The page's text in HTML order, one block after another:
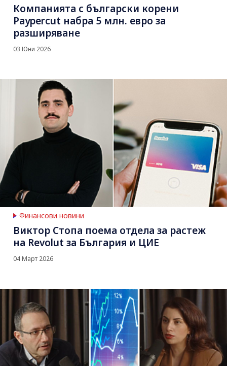
Компанията с български корени
Paypercut набра 5 млн. евро за
разширяване
03 Юни 2026
Финансови новини
Виктор Стопа поема отдела за растеж
на Revolut за България и ЦИЕ
04 Март 2026